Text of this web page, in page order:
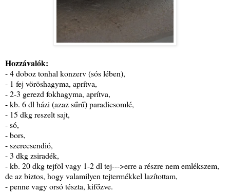
Hozzávalók:
- 4 doboz tonhal konzerv (sós lében),
- 1 fej vöröshagyma, aprítva,
- 2-3 gerezd fokhagyma, aprítva,
- kb. 6 dl házi (azaz sűrű) paradicsomlé,
- 15 dkg reszelt sajt,
- só,
- bors,
- szerecsendió,
- 3 dkg zsiradék,
- kb. 20 dkg tejföl vagy 1-2 dl tej--->erre a részre nem emlékszem,
de az biztos, hogy valamilyen tejtermékkel lazítottam,
- penne vagy orsó tészta, kifőzve.